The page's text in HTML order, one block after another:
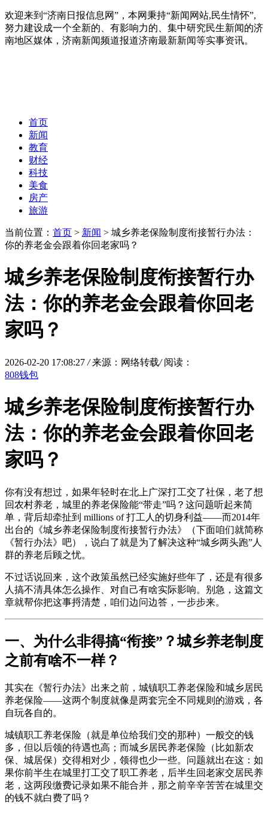
欢迎来到“济南日报信息网”，本网秉持“新闻网站,民生情怀”,
努力建设成一个全新的、有影响力的、集中研究民生新闻的济
南地区媒体，济南新闻频道报道济南最新新闻等实事资讯。
首页
新闻
教育
财经
科技
美食
房产
旅游
当前位置： 首页 > 新闻 > 城乡养老保险制度衔接暂行办法：
你的养老金会跟着你回老家吗？
城乡养老保险制度衔接暂行办
法：你的养老金会跟着你回老
家吗？
2026-02-20 17:08:27 / 来源：网络转载/ 阅读：
808钱包
城乡养老保险制度衔接暂行办
法：你的养老金会跟着你回老
家吗？
你有没有想过，如果年轻时在北上广深打工交了社保，老了想
回农村养老，城里的养老保险能“带走”吗？这问题听起来简
单，背后却牵扯到 millions of 打工人的切身利益——而2014年
出台的《城乡养老保险制度衔接暂行办法》（下面咱们就简称
《暂行办法》吧），说白了就是为了解决这种“城乡两头跑”人
群的养老后顾之忧。
不过话说回来，这个政策虽然已经实施好些年了，还是有很多
人搞不清具体怎么操作、对自己有啥实际影响。别急，这篇文
章就帮你把这事捋清楚，咱们边问边答，一步步来。
一、为什么非得搞“衔接”？城乡养老制度
之前有啥不一样？
其实在《暂行办法》出来之前，城镇职工养老保险和城乡居民
养老保险——这两个制度就像是两套完全不同规则的游戏，各
自玩各自的。
城镇职工养老保险（就是单位给我们交的那种）一般交的钱
多，但以后领的待遇也高；而城乡居民养老保险（比如新农
保、城居保）交得相对少，领得也少一些。问题就出在这：如
果你前半生在城里打工交了职工养老，后半生回老家交居民养
老，这两段缴费记录如果不能合并，那之前辛辛苦苦在城里交
的钱不就白费了吗？